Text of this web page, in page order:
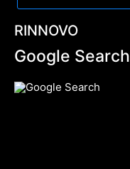
RINNOVO
Google Search